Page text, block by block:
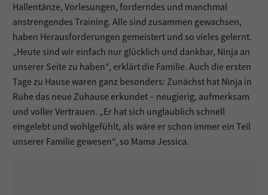
Hallentänze, Vorlesungen, forderndes und manchmal
anstrengendes Training. Alle sind zusammen gewachsen,
haben Herausforderungen gemeistert und so vieles gelernt.
„Heute sind wir einfach nur glücklich und dankbar, Ninja an
unserer Seite zu haben“, erklärt die Familie. Auch die ersten
Tage zu Hause waren ganz besonders: Zunächst hat Ninja in
Ruhe das neue Zuhause erkundet – neugierig, aufmerksam
und voller Vertrauen. „Er hat sich unglaublich schnell
eingelebt und wohlgefühlt, als wäre er schon immer ein Teil
unserer Familie gewesen“, so Mama Jessica.